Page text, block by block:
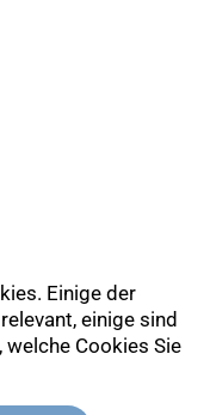
Einige der
einige sind
Cookies Sie